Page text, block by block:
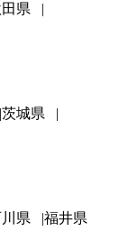
県
茨城県
県 福井県